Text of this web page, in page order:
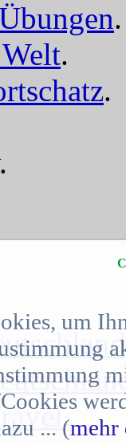
.
.
.
.
.
um
... (mehr